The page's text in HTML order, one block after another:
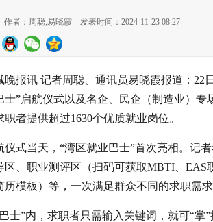
作者：周聪;易晓霞 发表时间：2024-11-23 08:27
晚报讯 记者周聪、通讯员易晓霞报道：22
士”启航仪式以及名企、民企（制造业）
职者提供超过1630个优质就业岗位。
仪式当天，“湾区就业巴士”首次亮相。记
区、职业测评区（扫码可获取MBTI、
历模板）等，一次满足群众不同的求职需求
士”内，求职者只需输入关键词，就可“掌